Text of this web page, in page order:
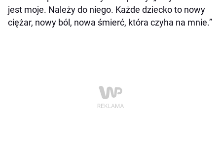
jest moje. Należy do niego. Każde dziecko to nowy
ciężar, nowy ból, nowa śmierć, która czyha na mnie.”